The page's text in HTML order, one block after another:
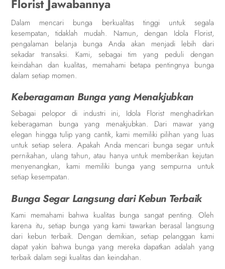
Florist Jawabannya
Dalam mencari bunga berkualitas tinggi untuk segala
kesempatan, tidaklah mudah. Namun, dengan Idola Florist,
pengalaman belanja bunga Anda akan menjadi lebih dari
sekadar transaksi. Kami, sebagai tim yang peduli dengan
keindahan dan kualitas, memahami betapa pentingnya bunga
dalam setiap momen.
Keberagaman Bunga yang Menakjubkan
Sebagai pelopor di industri ini, Idola Florist menghadirkan
keberagaman bunga yang menakjubkan. Dari mawar yang
elegan hingga tulip yang cantik, kami memiliki pilihan yang luas
untuk setiap selera. Apakah Anda mencari bunga segar untuk
pernikahan, ulang tahun, atau hanya untuk memberikan kejutan
menyenangkan, kami memiliki bunga yang sempurna untuk
setiap kesempatan.
Bunga Segar Langsung dari Kebun Terbaik
Kami memahami bahwa kualitas bunga sangat penting. Oleh
karena itu, setiap bunga yang kami tawarkan berasal langsung
dari kebun terbaik. Dengan demikian, setiap pelanggan kami
dapat yakin bahwa bunga yang mereka dapatkan adalah yang
terbaik dalam segi kualitas dan keindahan.